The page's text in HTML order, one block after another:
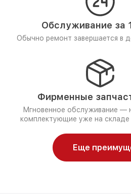
Обслуживание за
Обычно ремонт завершается в
Фирменные
Мгновенное обслуживание —
комплектующие уже на складе
Еще